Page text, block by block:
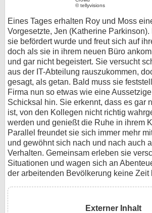
© tellyvisions
Eines Tages erhalten Roy und Moss
Vorgesetzte, Jen (Katherine
sie befördert wurde und freut sich auf
doch als sie in ihrem neuen Büro
und gar nicht begeistert. Sie versucht
aus der IT-Abteilung rauszukommen,
gesagt, als getan. Bald muss sie
Firma nun so etwas wie eine
Schicksal hin. Sie erkennt, dass es gar
ist, von den Kollegen nicht richtig
werden und genießt die Ruhe in ihrem
Parallel freundet sie sich immer mehr
und gewöhnt sich nach und nach auch
Verhalten. Gemeinsam erleben sie
Situationen und wagen sich an
der arbeitenden Bevölkerung keine Zeit
Externer Inhalt